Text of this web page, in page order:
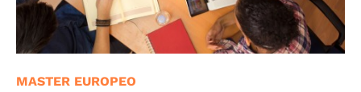
MASTER EUROPEO